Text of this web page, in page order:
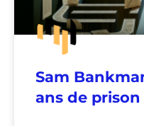
Sam
ans de prison